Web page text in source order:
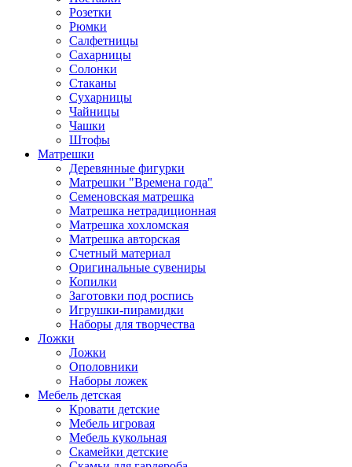
Розетки
Рюмки
Салфетницы
Сахарницы
Солонки
Стаканы
Сухарницы
Чайницы
Чашки
Штофы
Матрешки
Деревянные фигурки
Матрешки "Времена года"
Семеновская матрешка
Матрешка нетрадиционная
Матрешка хохломская
Матрешка авторская
Счетный материал
Оригинальные сувениры
Копилки
Заготовки под роспись
Игрушки-пирамидки
Наборы для творчества
Ложки
Ложки
Ополовники
Наборы ложек
Мебель детская
Кровати детские
Мебель игровая
Мебель кукольная
Скамейки детские